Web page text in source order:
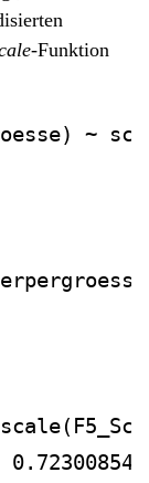
-Funktion
~